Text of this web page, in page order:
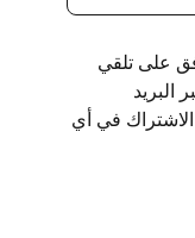
توافق على تلقي
البريد
الاشتراك في أي